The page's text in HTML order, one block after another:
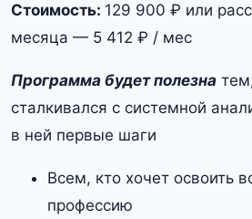
Стоимость: 129 900 ₽ или
месяца — 5 412 ₽ / мес
Программа будет полезна
сталкивался с системной
в ней первые шаги
Всем, кто хочет освоить
профессию